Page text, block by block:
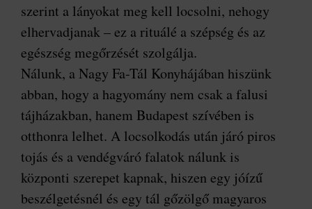
szerint a lányokat meg kell locsolni, nehogy
elhervadjanak – ez a rituálé a szépség és az
egészség megőrzését szolgálja.
Nálunk, a Nagy Fa-Tál Konyhájában hiszünk
abban, hogy a hagyomány nem csak a falusi
tájházakban, hanem Budapest szívében is
otthonra lelhet. A locsolkodás után járó piros
tojás és a vendégváró falatok nálunk is
központi szerepet kapnak, hiszen egy jóízű
beszélgetésnél és egy tál gőzölgő magyaros